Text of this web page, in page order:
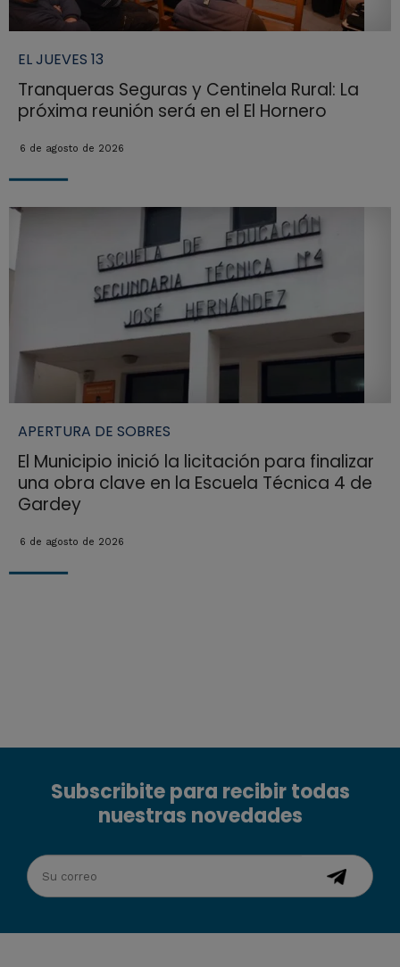
EL JUEVES 13
Tranqueras Seguras y Centinela Rural: La
próxima reunión será en el El Hornero
6 de agosto de 2026
APERTURA DE SOBRES
El Municipio inició la licitación para finalizar
una obra clave en la Escuela Técnica 4 de
Gardey
6 de agosto de 2026
Subscribite para recibir todas
nuestras novedades